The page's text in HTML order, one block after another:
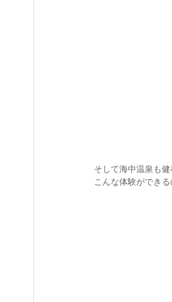
そして海中温泉も
こんな体験ができ